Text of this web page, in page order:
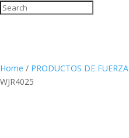
Home / PRODUCTOS DE FUERZA
WJR4025